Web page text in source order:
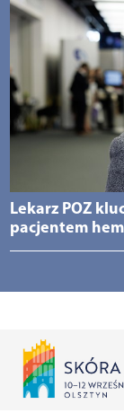
Lekarz POZ
pacjentem